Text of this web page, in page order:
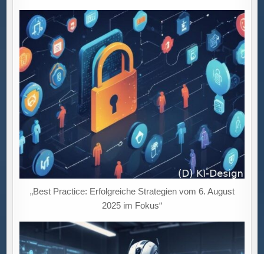
„Best Practice: Erfolgreiche Strategien vom 6. August
2025 im Fokus“